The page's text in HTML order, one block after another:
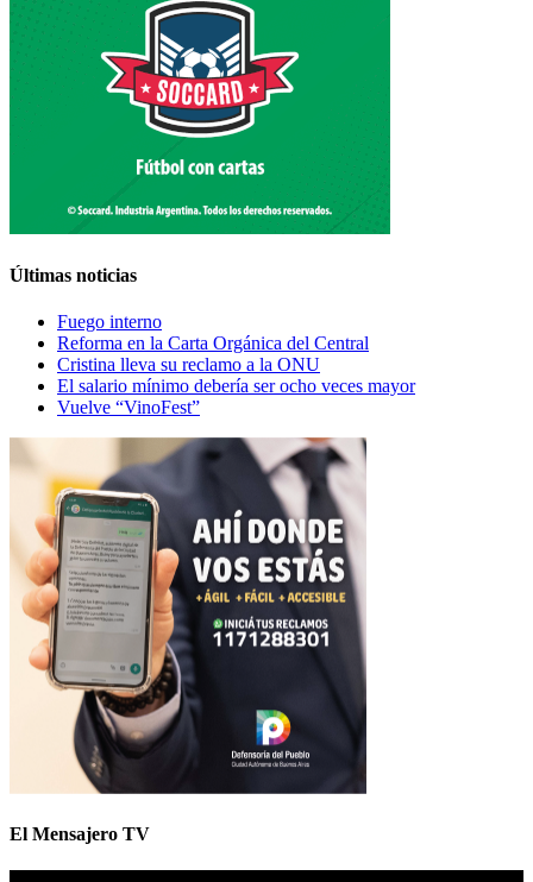
Últimas noticias
Fuego interno
Reforma en la Carta Orgánica del Central
Cristina lleva su reclamo a la ONU
El salario mínimo debería ser ocho veces mayor
Vuelve “VinoFest”
El Mensajero TV